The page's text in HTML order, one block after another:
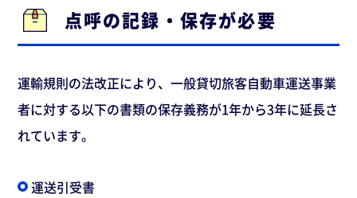
点呼の記録・保存が必要
運輸規則の法改正により、一般貸切旅客自動車運送事業
者に対する以下の書類の保存義務が1年から3年に延長さ
れています。
運送引受書